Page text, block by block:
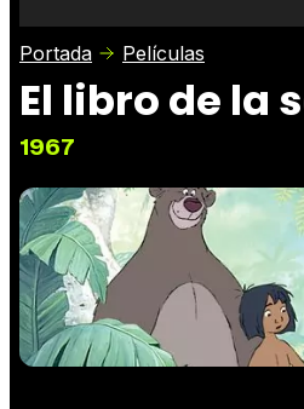
Críticas
Portada Películas
El libro de la
1967